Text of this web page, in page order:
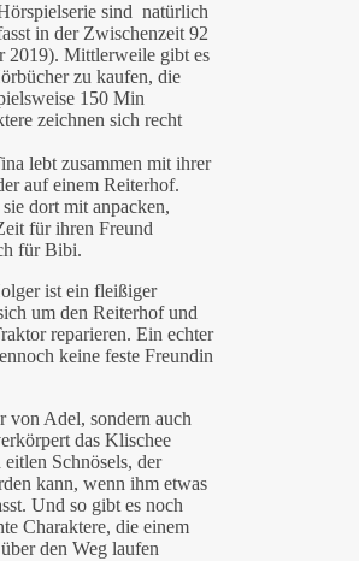
sind natürlich
in der Zwischenzeit 92
2019). Mittlerweile gibt es
zu kaufen, die
150 Min
zeichnen sich recht
lebt zusammen mit ihrer
auf einem Reiterhof.
dort mit anpacken,
für ihren Freund
für Bibi.
ist ein fleißiger
um den Reiterhof und
reparieren. Ein echter
keine feste Freundin
von Adel, sondern auch
das Klischee
Schnösels, der
kann, wenn ihm etwas
Und so gibt es noch
Charaktere, die einem
den Weg laufen